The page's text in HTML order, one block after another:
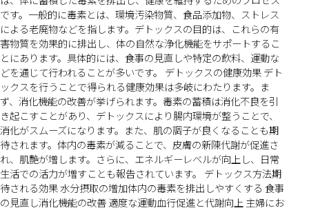
です。一般的に毒素とは、環境汚染物質、食品添加物、ストレス
による老廃物などを指します。デトックスの目的は、これらの有
害物質を効果的に排出し、体の自然な浄化機能をサポートするこ
とにあります。具体的には、食事の見直しや特定の飲料、運動な
どを通じて行われることが多いです。 デトックスの健康効果 デト
ックスを行うことで得られる健康効果は多岐にわたります。ま
ず、消化機能の改善が挙げられます。毒素の蓄積は消化不良を引
き起こすことがあり、デトックスにより腸内環境が整うことで、
消化がスムーズになります。また、肌の調子が良くなることも期
待されます。体内の毒素が減ることで、皮膚の新陳代謝が促進さ
れ、肌艶が増します。さらに、エネルギーレベルが向上し、日常
生活での活力が増すことも報告されています。 デトックス方法期
待される効果 水分摂取の増加体内の毒素を排出しやすくする 食事
の見直し消化機能の改善 適度な運動血行促進と代謝向上 主婦にお